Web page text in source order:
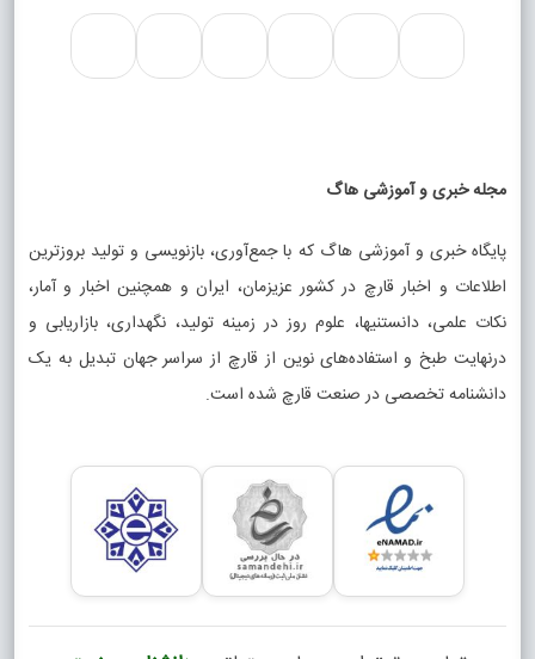
مجله خبری و آموزشی هاگ
پایگاه خبری و آموزشی هاگ که با جمع‌آوری، بازنویسی و تولید بروزترین
اطلاعات و اخبار قارچ در کشور عزیزمان، ایران و همچنین اخبار و آمار،
نکات علمی، دانستنیها، علوم روز در زمینه تولید، نگهداری، بازاریابی و
درنهایت طبخ و استفاده‌های نوین از قارچ از سراسر جهان تبدیل به یک
دانشنامه تخصصی در صنعت قارچ شده است.